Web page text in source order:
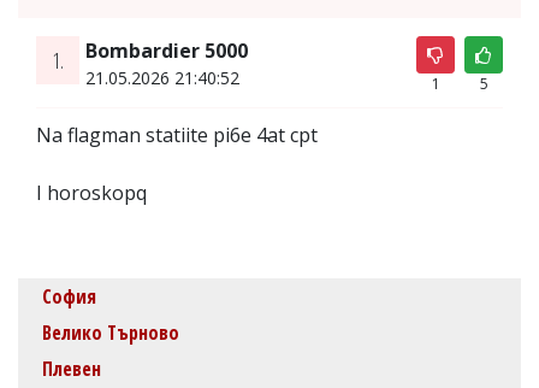
1. Bombardier 5000
21.05.2026 21:40:52 1 5
Na flagman statiite pi6e 4at cpt
I horoskopq
София
Велико Търново
Плевен